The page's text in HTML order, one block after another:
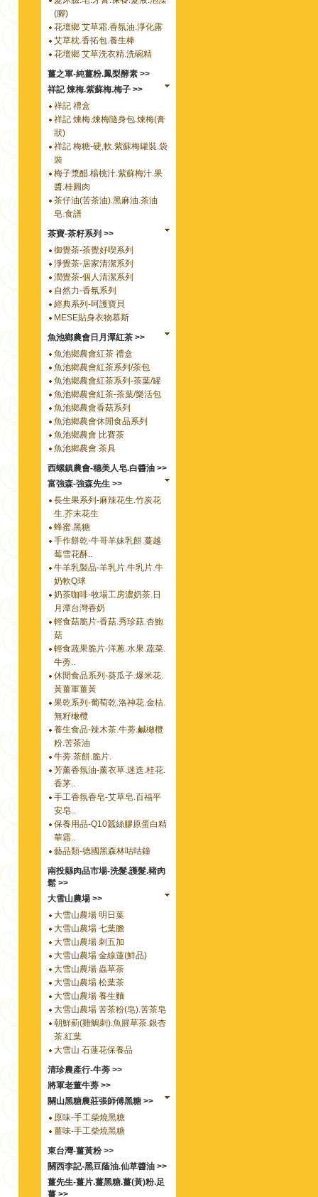
(腳)
花壇鄉 艾草霜.香氛油.淨化露
艾草枕.香拓包.養生棒
花壇鄉 艾草洗衣精.洗碗精
薑之軍-純薑粉.鳳梨酵素 >>
祥記 煉梅.紫蘇梅.梅子 >>
祥記 禮盒
祥記 煉梅.煉梅隨身包.煉梅(膏
狀)
祥記 梅糖-硬,軟.紫蘇梅罐裝.袋
裝
梅子漿醋.楊桃汁.紫蘇梅汁.果
醬.桂圓肉
茶仔油(苦茶油).黑麻油.茶油
皂.食譜
茶寶-茶籽系列 >>
御覺茶-茶覺好喫系列
淨覺茶-居家清潔系列
潤覺茶-個人清潔系列
自然力-香氛系列
經典系列-呵護寶貝
MESE貼身衣物慕斯
魚池鄉農會日月潭紅茶 >>
魚池鄉農會紅茶 禮盒
魚池鄉農會紅茶系列/茶包
魚池鄉農會紅茶系列-茶葉/罐
魚池鄉農會紅茶-茶葉/樂活包
魚池鄉農會香菇系列
魚池鄉農會休閒食品系列
魚池鄉農會 比賽茶
魚池鄉農會 茶具
西螺鎮農會-穗美人皂.白醬油 >>
富強森-強森先生 >>
長生果系列-麻辣花生.竹炭花
生.芥末花生
蜂蜜.黑糖
手作餅乾-牛哥羊妹乳餅.蔓越
莓雪花酥..
牛羊乳製品-羊乳片.牛乳片.牛
奶軟Q球
奶茶咖啡-牧場工房濃奶茶.日
月潭台灣香奶
輕食菇脆片-香菇.秀珍菇.杏鮑
菇
輕食蔬果脆片-洋蔥.水果.蔬菜.
牛蒡..
休閒食品系列-葵瓜子.爆米花.
黃薑軍薑黃
果乾系列-葡萄乾.洛神花.金桔.
無籽橄欖
養生食品-辣木茶.牛蒡.鹹橄欖
粉.苦茶油
牛蒡.茶餅.脆片.
芳薰香氛油-薰衣草.迷迭.桂花.
香茅..
手工香氛香皂-艾草皂.百福平
安皂..
保養用品-Q10蠶絲膠原蛋白精
華霜..
藝品類-德國黑森林咕咕鐘
南投縣肉品市場-洗髮.護髮.豬肉
鬆 >>
大雪山農場 >>
大雪山農場 明日葉
大雪山農場 七葉膽
大雪山農場 刺五加
大雪山農場 金線蓮(鮮品)
大雪山農場 蟲草茶
大雪山農場 松葉茶
大雪山農場 養生麵
大雪山農場 苦茶粉(皂).苦茶皂
朝鮮薊(雞鵤刺).魚腥草茶.銀杏
茶.紅葉
大雪山 石蓮花保養品
清珍農產行-牛蒡 >>
將軍老董牛蒡 >>
關山黑糖農莊張師傅黑糖 >>
原味-手工柴燒黑糖
薑味-手工柴燒黑糖
東台灣-薑黃粉 >>
關西李記-黑豆蔭油.仙草醬油 >>
薑先生-薑片.薑黑糖.薑(黃)粉.足
薑 >>